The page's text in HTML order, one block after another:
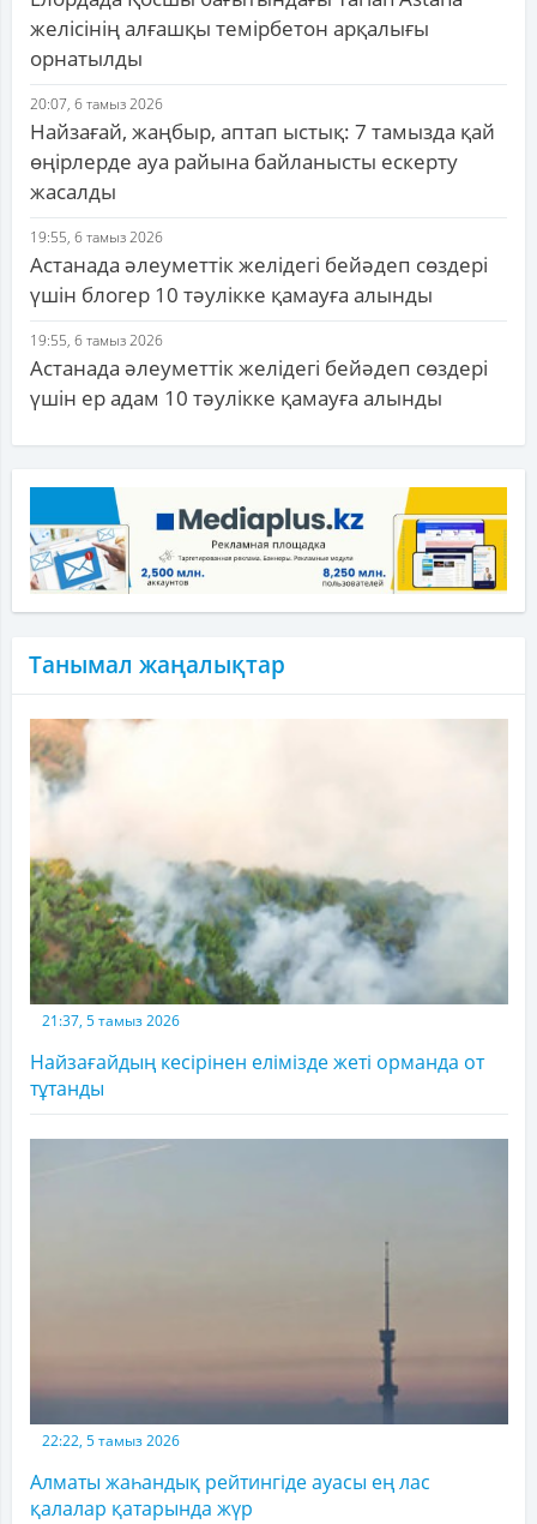
желісінің алғашқы темірбетон арқалығы
орнатылды
20:07, 6 тамыз 2026
Найзағай, жаңбыр, аптап ыстық: 7 тамызда қай
өңірлерде ауа райына байланысты ескерту
жасалды
19:55, 6 тамыз 2026
Астанада әлеуметтік желідегі бейәдеп сөздері
үшін блогер 10 тәулікке қамауға алынды
19:55, 6 тамыз 2026
Астанада әлеуметтік желідегі бейәдеп сөздері
үшін ер адам 10 тәулікке қамауға алынды
Танымал жаңалықтар
21:37, 5 тамыз 2026
Найзағайдың кесірінен елімізде жеті орманда от
тұтанды
22:22, 5 тамыз 2026
Алматы жаһандық рейтингіде ауасы ең лас
қалалар қатарында жүр